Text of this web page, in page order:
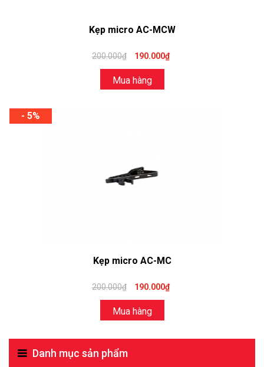
Kẹp micro AC-MCW
200.000₫ 190.000₫
Mua hàng
- 5%
Kẹp micro AC-MC
200.000₫ 190.000₫
Mua hàng
Danh mục sản phẩm